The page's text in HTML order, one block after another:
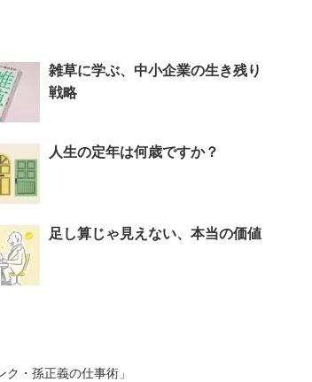
雑草に学ぶ、中小企業の生き残り
戦略
人生の定年は何歳ですか？
足し算じゃ見えない、本当の価値
・孫正義の仕事術」